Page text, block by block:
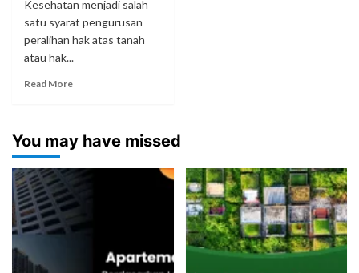
Kesehatan menjadi salah
satu syarat pengurusan
peralihan hak atas tanah
atau hak...
Read More
You may have missed